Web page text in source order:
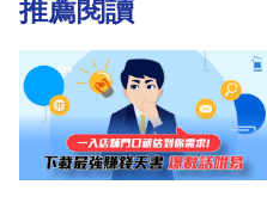
推薦閱讀